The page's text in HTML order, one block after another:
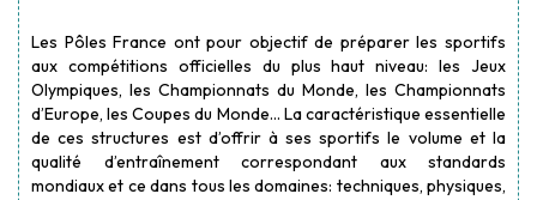
Les Pôles France ont pour objectif de préparer les sportifs
aux compétitions officielles du plus haut niveau: les Jeux
Olympiques, les Championnats du Monde, les Championnats
d’Europe, les Coupes du Monde… La caractéristique essentielle
de ces structures est d’offrir à ses sportifs le volume et la
qualité d’entraînement correspondant aux standards
mondiaux et ce dans tous les domaines: techniques, physiques,